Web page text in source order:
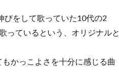
びをして歌っていた10代の2
っているという、オリジナルと
かっこよさを十分に感じる曲